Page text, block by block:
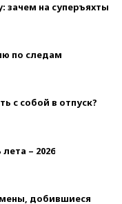
зачем на суперъяхты
по следам
с собой в отпуск?
– 2026
добившиеся